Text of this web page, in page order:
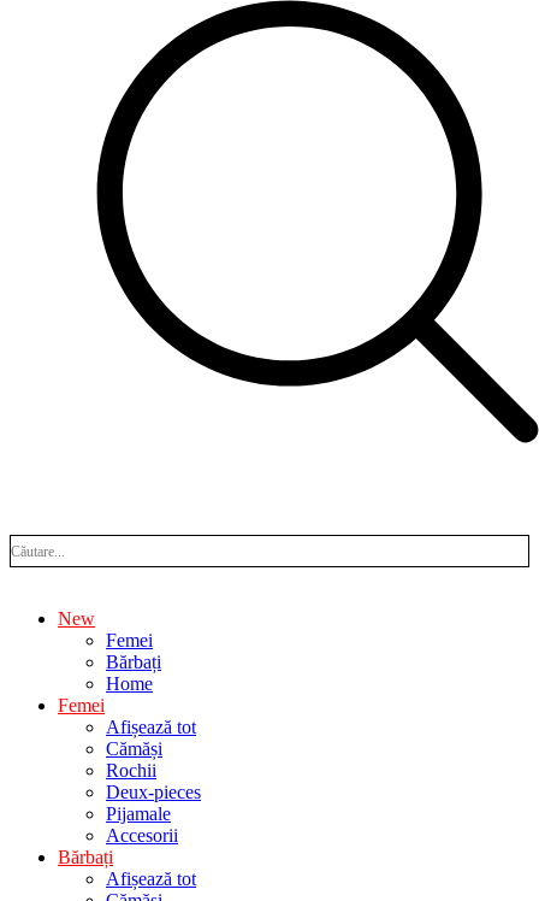
New
Femei
Bărbați
Home
Femei
Afișează tot
Cămăși
Rochii
Deux-pieces
Pijamale
Accesorii
Bărbați
Afișează tot